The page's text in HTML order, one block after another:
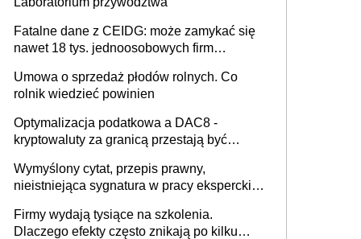
Fatalne dane z CEIDG: może zamykać się
nawet 18 tys. jednoosobowych firm
Umowa o sprzedaż płodów rolnych. Co
rolnik wiedzieć powinien
Optymalizacja podatkowa a DAC8 -
kryptowaluty za granicą przestają być
Wymyślony cytat, przepis prawny,
nieistniejąca sygnatura w pracy eksperckiej -
firmie
Firmy wydają tysiące na szkolenia.
Dlaczego efekty często znikają po kilku